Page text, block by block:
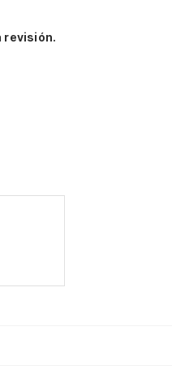
revisión.